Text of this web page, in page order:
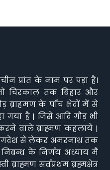
प्रांत के नाम पर पड़ा है।
चिरकाल तक बिहार और
ब्राहमण के पाँच भेदों में से
गया है | जिसे आदि गौड़ भी
वाले ब्राह्मण कहलाये |
से लेकर अमरनाथ तक
निबन्ध के निर्णय अध्याय मैं
सर्वप्रथम ब्रह्मक्षेत्र